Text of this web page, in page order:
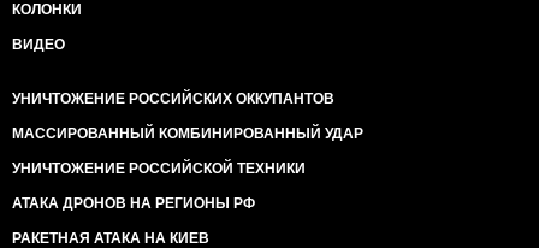
КОЛОНКИ
ВИДЕО
УНИЧТОЖЕНИЕ РОССИЙСКИХ ОККУПАНТОВ
МАССИРОВАННЫЙ КОМБИНИРОВАННЫЙ УДАР
УНИЧТОЖЕНИЕ РОССИЙСКОЙ ТЕХНИКИ
АТАКА ДРОНОВ НА РЕГИОНЫ РФ
РАКЕТНАЯ АТАКА НА КИЕВ